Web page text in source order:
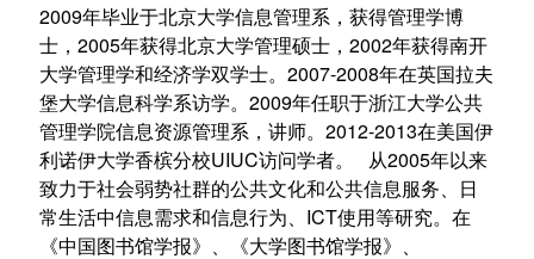
2009年毕业于北京大学信息管理系，获得管理学博
士，2005年获得北京大学管理硕士，2002年获得南开
大学管理学和经济学双学士。2007-2008年在英国拉夫
堡大学信息科学系访学。2009年任职于浙江大学公共
管理学院信息资源管理系，讲师。2012-2013在美国伊
利诺伊大学香槟分校UIUC访问学者。 从2005年以来
致力于社会弱势社群的公共文化和公共信息服务、日
常生活中信息需求和信息行为、ICT使用等研究。在
《中国图书馆学报》、《大学图书馆学报》、